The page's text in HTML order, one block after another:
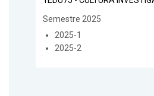
Semestre 2025
2025-1
2025-2